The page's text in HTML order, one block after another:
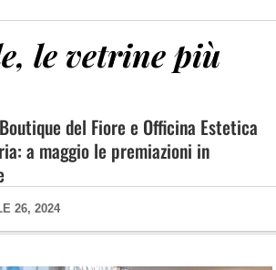
le vetrine più
del Fiore e Officina Estetica
a maggio le premiazioni in
26, 2024